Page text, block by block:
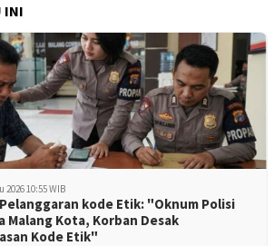
INI
2026 10:55 WIB
kode Etik: "Oknum Polisi
Malang Kota, Korban Desak
Kode Etik"